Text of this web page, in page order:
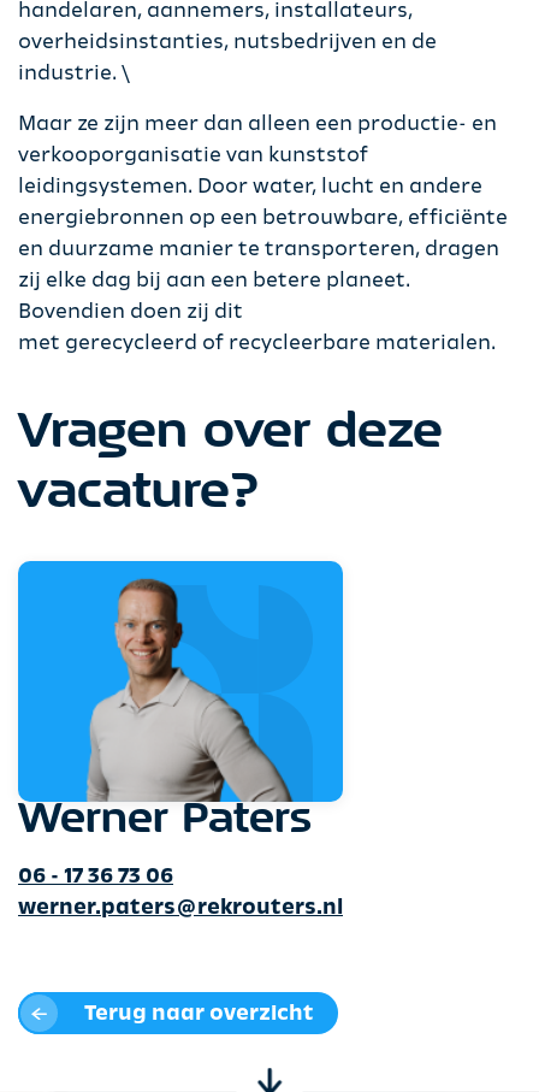
handelaren, aannemers, installateurs,
overheidsinstanties, nutsbedrijven en de
industrie. \
Maar ze zijn meer dan alleen een productie- en
verkooporganisatie van kunststof
leidingsystemen. Door water, lucht en andere
energiebronnen op een betrouwbare, efficiënte
en duurzame manier te transporteren, dragen
zij elke dag bij aan een betere planeet.
Bovendien doen zij dit
met gerecycleerd of recycleerbare materialen.
Vragen over deze
vacature?
Werner Paters
06 - 17 36 73 06
werner.paters@rekrouters.nl
Terug naar overzicht